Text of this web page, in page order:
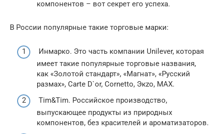
компонентов – вот секрет его успеха.
В России популярные такие торговые марки:
Инмарко. Это часть компании Unilever, которая
имеет такие популярные торговые названия,
как «Золотой стандарт», «Магнат», «Русский
размах», Carte D`or, Cornetto, Экzo, MAX.
Tim&Tim. Российское производство,
выпускающее продукты из природных
компонентов, без красителей и ароматизаторов.